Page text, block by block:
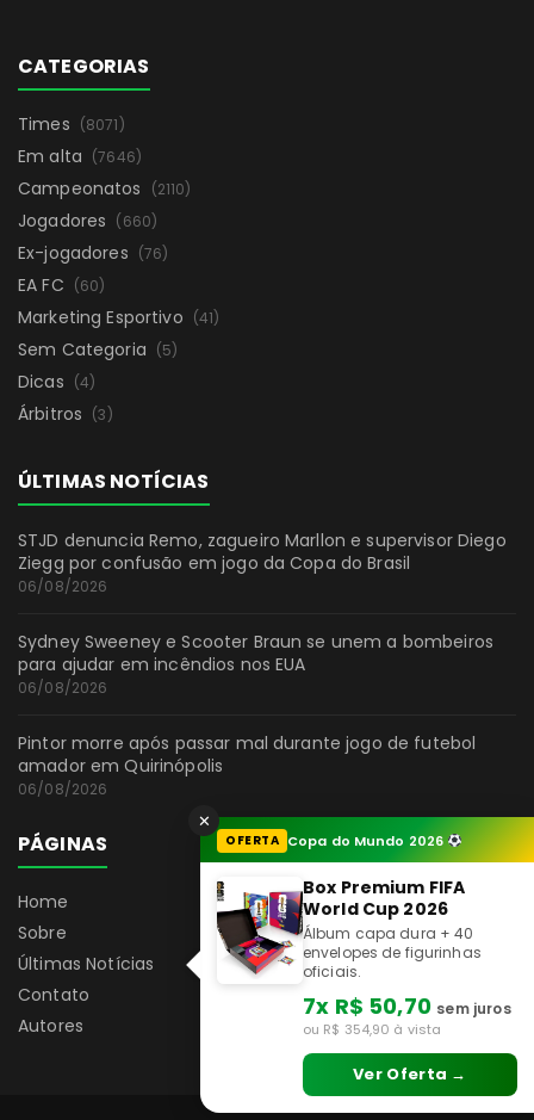
✕
OFERTA Copa do Mundo 2026
Box Premium FIFA
World Cup 2026
Álbum capa dura + 40
envelopes de figurinhas
oficiais.
7x R$ 50,70 sem juros
ou R$ 354,90 à vista
Ver Oferta →
CATEGORIAS
Times (8071)
Em alta (7646)
Campeonatos (2110)
Jogadores (660)
Ex-jogadores (76)
EA FC (60)
Marketing Esportivo (41)
Sem Categoria (5)
Dicas (4)
Árbitros (3)
ÚLTIMAS NOTÍCIAS
STJD denuncia Remo, zagueiro Marllon e supervisor Diego
Ziegg por confusão em jogo da Copa do Brasil
06/08/2026
Sydney Sweeney e Scooter Braun se unem a bombeiros
para ajudar em incêndios nos EUA
06/08/2026
Pintor morre após passar mal durante jogo de futebol
amador em Quirinópolis
06/08/2026
PÁGINAS
Home
Sobre
Últimas Notícias
Contato
Autores